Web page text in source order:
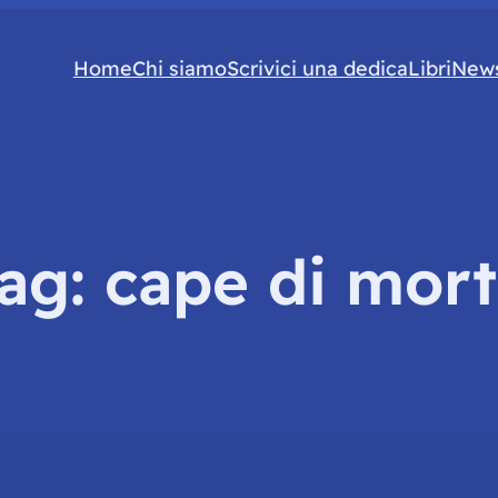
HomeChi siamoScrivici una dedicaLibri
cape di